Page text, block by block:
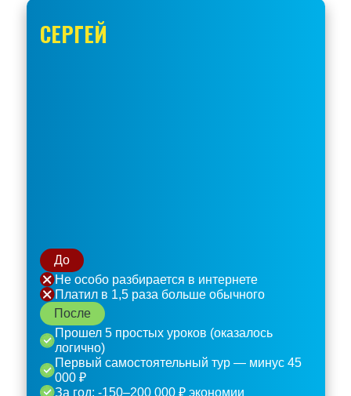
СЕРГЕЙ
До
Не особо разбирается в интернете
Платил в 1,5 раза больше обычного
После
Прошел 5 простых уроков (оказалось
логично)
Первый самостоятельный тур — минус 45
000 ₽
За год: -150–200 000 ₽ экономии